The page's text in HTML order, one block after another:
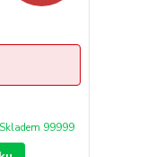
Skladem 99999